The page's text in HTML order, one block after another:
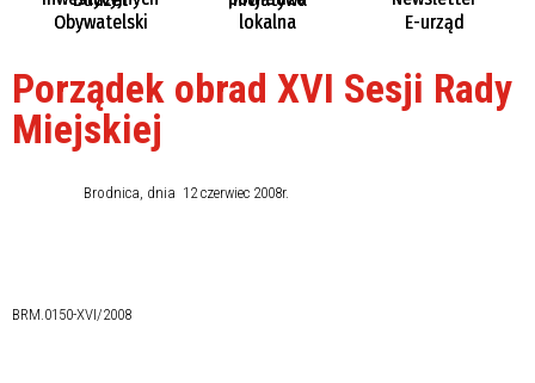
Obywatelski
lokalna
E-urząd
Porządek obrad XVI Sesji Rady
Miejskiej
Brodnica, dnia 12 czerwiec 2008r.
BRM.0150-XVI/2008